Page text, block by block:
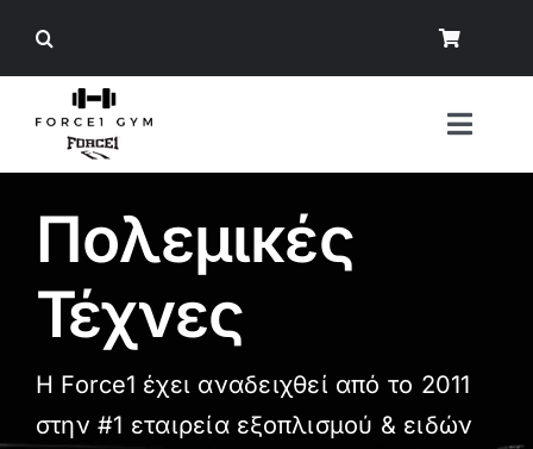
περιεχόμενο
Αναζήτηση
Όργανα Γυμναστικής
Άρση Βαρών
Πολεμικές
Τέχνες
Η Force1 έχει αναδειχθεί από το 2011
στην #1 εταιρεία εξοπλισμού & ειδών